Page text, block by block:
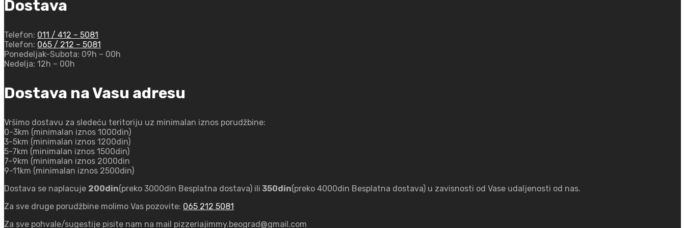
Dostava
Telefon: 011 / 412 – 5081
Telefon: 065 / 212 – 5081
Ponedeljak-Subota: 09h – 00h
Nedelja: 12h – 00h
Dostava na Vasu adresu
Vršimo dostavu za sledeću teritoriju uz minimalan iznos porudžbine:
0-3km (minimalan iznos 1000din)
3-5km (minimalan iznos 1200din)
5-7km (minimalan iznos 1500din)
7-9km (minimalan iznos 2000din
9-11km (minimalan iznos 2500din)
Dostava se naplacuje 200din(preko 3000din Besplatna dostava) ili 350din(preko 4000din Besplatna dostava) u zavisnosti od Vase udaljenosti od nas.
Za sve druge porudžbine molimo Vas pozovite: 065 212 5081
Za sve pohvale/sugestije pisite nam na mail pizzeriajimmy.beograd@gmail.com